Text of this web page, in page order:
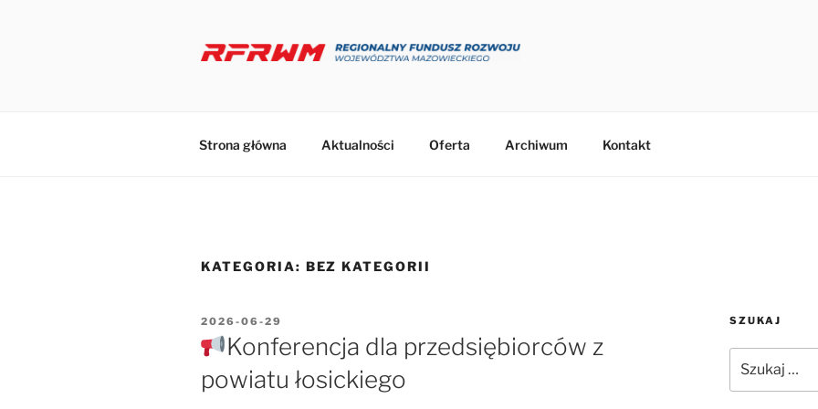
Strona główna Aktualności Oferta Archiwum Kontakt
KATEGORIA: BEZ KATEGORII
OPUBLIKOWANE
2026-06-29
Konferencja dla przedsiębiorców z
powiatu łosickiego
SZUKAJ